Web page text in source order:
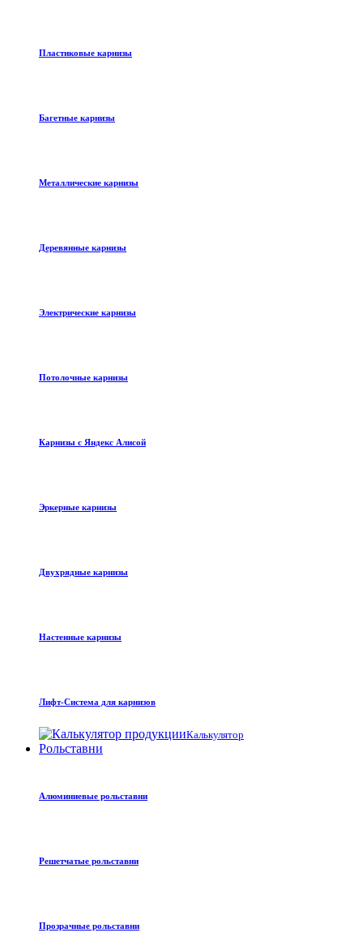
Пластиковые карнизы
Багетные карнизы
Металлические карнизы
Деревянные карнизы
Электрические карнизы
Потолочные карнизы
Карнизы с Яндекс Алисой
Эркерные карнизы
Двухрядные карнизы
Настенные карнизы
Лифт-Система для карнизов
Калькулятор
Рольставни
Алюминиевые рольставни
Решетчатые рольставни
Прозрачные рольставни